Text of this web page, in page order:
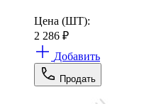
Цена (ШТ):
2 286 ₽
Добавить
Продать